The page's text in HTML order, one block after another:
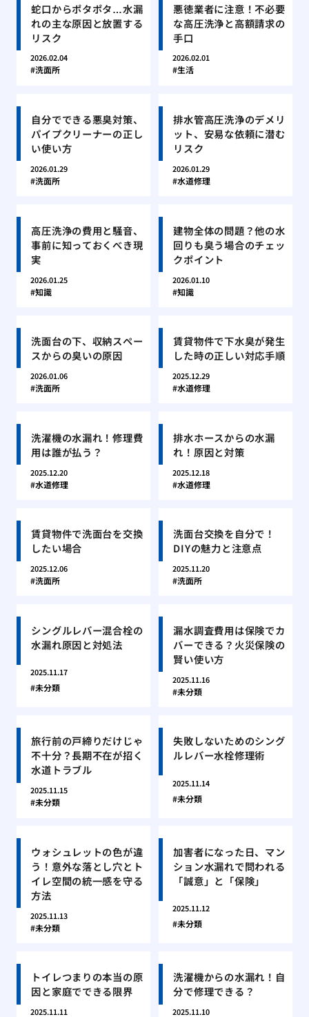
蛇口からポタポタ…水漏
れの主な原因と放置する
リスク
2026.02.04
洗面所
悪徳業者に注意！不必要
な高圧洗浄と高額請求の
手口
2026.02.01
生活
自分でできる悪臭対策、
パイプクリーナーの正し
い使い方
2026.01.29
洗面所
排水管高圧洗浄のデメリ
ット、安易な依頼に潜む
リスク
2026.01.29
水道修理
高圧洗浄の費用と騒音、
事前に知っておくべき現
実
2026.01.25
知識
建物全体の問題？他の水
回りも臭う場合のチェッ
クポイント
2026.01.10
知識
洗面台の下、収納スペー
スからの臭いの原因
2026.01.06
洗面所
賃貸物件で下水臭が発生
した時の正しい対応手順
2025.12.29
水道修理
洗濯機の水漏れ！修理費
用は誰が払う？
2025.12.20
水道修理
排水ホースからの水漏
れ！原因と対策
2025.12.18
水道修理
賃貸物件で洗面台を交換
したい場合
2025.12.06
洗面所
洗面台交換を自分で！
DIYの魅力と注意点
2025.11.20
洗面所
シングルレバー混合栓の
水漏れ原因と対処法
2025.11.17
未分類
漏水調査費用は保険でカ
バーできる？火災保険の
賢い使い方
2025.11.16
未分類
旅行前の戸締りだけじゃ
不十分？長期不在が招く
水道トラブル
2025.11.15
未分類
失敗しないためのシング
ルレバー水栓修理術
2025.11.14
未分類
ウォシュレットの色が違
う！意外な落とし穴とト
イレ空間の統一感を守る
方法
2025.11.13
未分類
加害者になった日、マン
ション水漏れで問われる
「誠意」と「保険」
2025.11.12
未分類
トイレつまりの本当の原
因と家庭でできる限界
2025.11.11
洗濯機からの水漏れ！自
分で修理できる？
2025.11.10